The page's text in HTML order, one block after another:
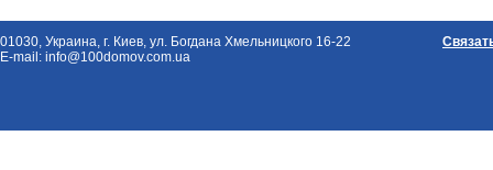
01030, Украина, г. Киев, ул. Богдана Хмельницкого 16-22
E-mail: info@100domov.com.ua